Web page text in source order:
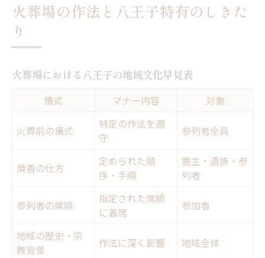
火葬場の作法と八王子特有のしきた
り
火葬場における八王子の地域文化早見表
儀式 マナー内容 対象
火葬前の儀式
特定の作法を遵
守
参列者全員
焼香の仕方
定められた順
序・手順
喪主・遺族・参
列者
参列者の席順
指定された席順
に着席
参加者
地域の歴史・宗
教背景
作法に深く影響 地域全体